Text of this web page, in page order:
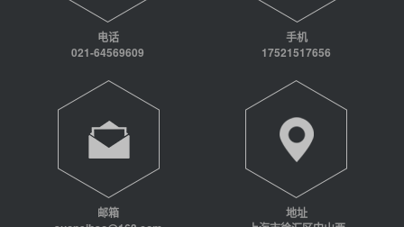
电话
021-64569609
手机
17521517656
邮箱
地址